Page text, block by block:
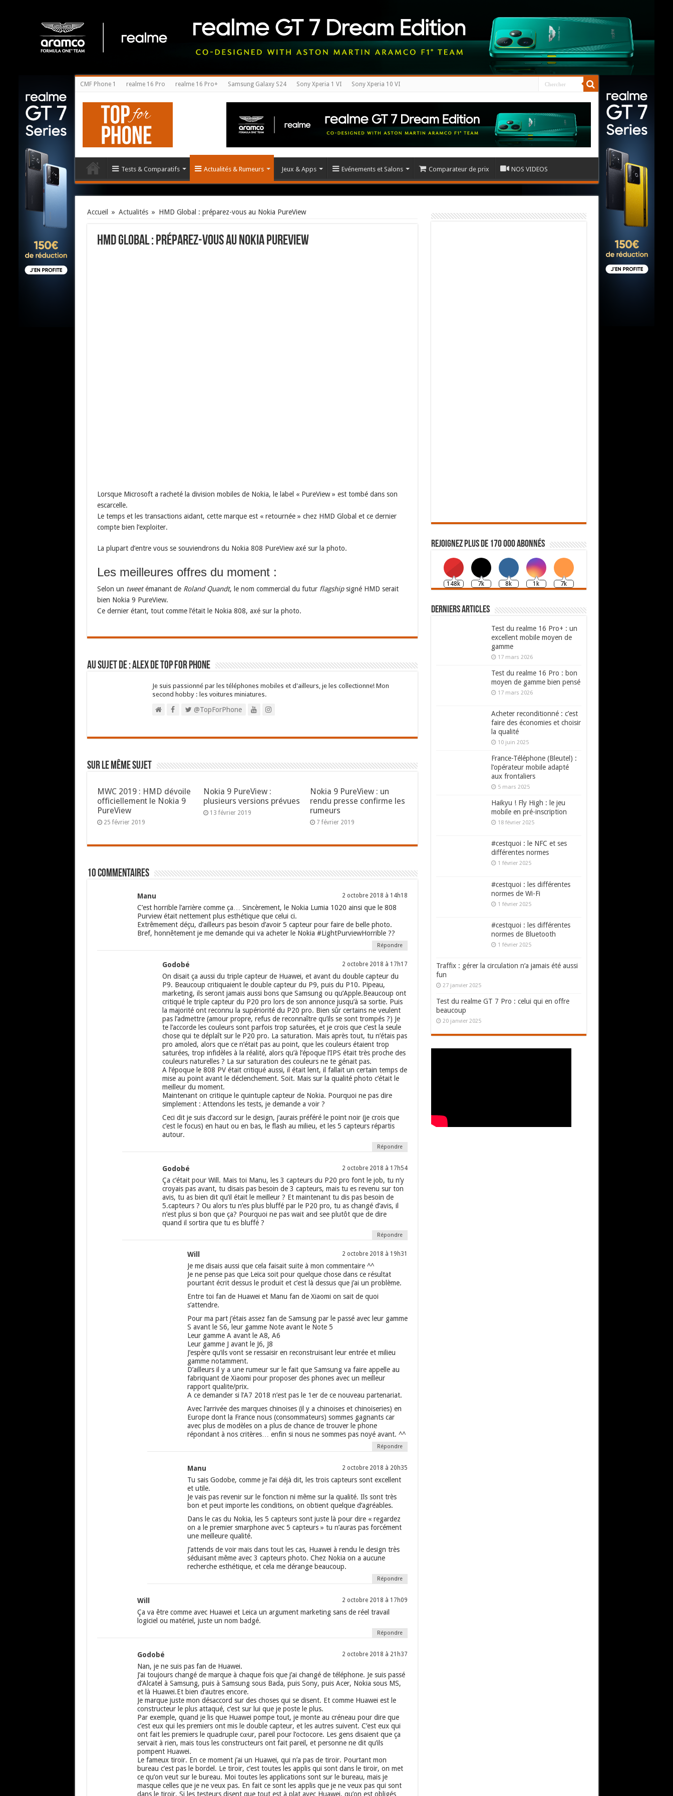
CMF Phone 1 realme 16 Pro realme 16 Pro+ Samsung Galaxy S24 Sony Xperia 1 VI Sony Xperia 10 VI
Tests & Comparatifs Actualités & Rumeurs Jeux & Apps Evénements et Salons Comparateur de prix NOS VIDEOS
Accueil » Actualités » HMD Global : préparez-vous au Nokia PureView
HMD Global : préparez-vous au Nokia PureView
Lorsque Microsoft a racheté la division mobiles de Nokia, le label « PureView » est tombé dans son
escarcelle.
Le temps et les transactions aidant, cette marque est « retournée » chez HMD Global et ce dernier
compte bien l’exploiter.
La plupart d’entre vous se souviendrons du Nokia 808 PureView axé sur la photo.
Les meilleures offres du moment :
Selon un tweetémanant de Roland Quandt, le nom commercial du futur flagshipsigné HMD serait
bien Nokia 9 PureView.
Ce dernier étant, tout comme l’était le Nokia 808, axé sur la photo.
Au sujet de : Alex de Top For Phone
Je suis passionné par les téléphones mobiles et d'ailleurs, je les collectionne! Mon
second hobby : les voitures miniatures.
@TopForPhone
Sur le même sujet
MWC 2019 : HMD dévoile
officiellement le Nokia 9
PureView
25 février 2019
Nokia 9 PureView :
plusieurs versions prévues
13 février 2019
Nokia 9 PureView : un
rendu presse confirme les
rumeurs
7 février 2019
10 commentaires
Manu 2 octobre 2018 à 14h18
C’est horrible l’arrière comme ça… Sincèrement, le Nokia Lumia 1020 ainsi que le 808
Purview était nettement plus esthétique que celui ci.
Extrêmement déçu, d’ailleurs pas besoin d’avoir 5 capteur pour faire de belle photo.
Bref, honnêtement je me demande qui va acheter le Nokia #LightPurviewHorrible ??
Répondre
Godobé 2 octobre 2018 à 17h17
On disait ça aussi du triple capteur de Huawei, et avant du double capteur du
P9. Beaucoup critiquaient le double capteur du P9, puis du P10. Pipeau,
marketing, ils seront jamais aussi bons que Samsung ou qu’Apple.Beaucoup ont
critiqué le triple capteur du P20 pro lors de son annonce jusqu’à sa sortie. Puis
la majorité ont reconnu la supériorité du P20 pro. Bien sûr certains ne veulent
pas l’admettre (amour propre, refus de reconnaître qu’ils se sont trompés ?) Je
te l’accorde les couleurs sont parfois trop saturées, et je crois que c’est la seule
chose qui te déplaît sur le P20 pro. La saturation. Mais après tout, tu n’étais pas
pro amoled, alors que ce n’était pas au point, que les couleurs étaient trop
saturées, trop infidèles à la réalité, alors qu’à l’époque l’IPS était très proche des
couleurs naturelles ? La sur saturation des couleurs ne te génait pas.
A l’époque le 808 PV était critiqué aussi, il était lent, il fallait un certain temps de
mise au point avant le déclenchement. Soit. Mais sur la qualité photo c’était le
meilleur du moment.
Maintenant on critique le quintuple capteur de Nokia. Pourquoi ne pas dire
simplement : Attendons les tests, je demande a voir ?
Ceci dit je suis d’accord sur le design, j’aurais préféré le point noir (je crois que
c’est le focus) en haut ou en bas, le flash au milieu, et les 5 capteurs répartis
autour.
Répondre
Godobé 2 octobre 2018 à 17h54
Ça c’était pour Will. Mais toi Manu, les 3 capteurs du P20 pro font le job, tu n’y
croyais pas avant, tu disais pas besoin de 3 capteurs, mais tu es revenu sur ton
avis, tu as bien dit qu’il était le meilleur ? Et maintenant tu dis pas besoin de
5.capteurs ? Ou alors tu n’es plus bluffé par le P20 pro, tu as changé d’avis, il
n’est plus si bon que ça? Pourquoi ne pas wait and see plutôt que de dire
quand il sortira que tu es bluffé ?
Répondre
Will 2 octobre 2018 à 19h31
Je me disais aussi que cela faisait suite à mon commentaire ^^
Je ne pense pas que Leïca soit pour quelque chose dans ce résultat
pourtant écrit dessus le produit et c’est là dessus que j’ai un problème.
Entre toi fan de Huawei et Manu fan de Xiaomi on sait de quoi
s’attendre.
Pour ma part j’étais assez fan de Samsung par le passé avec leur gamme
S avant le S6, leur gamme Note avant le Note 5
Leur gamme A avant le A8, A6
Leur gamme J avant le J6, J8
J’espère qu’ils vont se ressaisir en reconstruisant leur entrée et milieu
gamme notamment.
D’ailleurs il y a une rumeur sur le fait que Samsung va faire appelle au
fabriquant de Xiaomi pour proposer des phones avec un meilleur
rapport qualite/prix.
A ce demander si l’A7 2018 n’est pas le 1er de ce nouveau partenariat.
Avec l’arrivée des marques chinoises (il y a chinoises et chinoiseries) en
Europe dont la France nous (consommateurs) sommes gagnants car
avec plus de modèles on a plus de chance de trouver le phone
répondant à nos critères… enfin si nous ne sommes pas noyé avant. ^^
Répondre
Manu 2 octobre 2018 à 20h35
Tu sais Godobe, comme je l’ai déjà dit, les trois capteurs sont excellent
et utile.
Je vais pas revenir sur le fonction ni même sur la qualité. Ils sont très
bon et peut importe les conditions, on obtient quelque d’agréables.
Dans le cas du Nokia, les 5 capteurs sont juste là pour dire « regardez
on a le premier smarphone avec 5 capteurs » tu n’auras pas forcément
une meilleure qualité.
J’attends de voir mais dans tout les cas, Huawei à rendu le design très
séduisant même avec 3 capteurs photo. Chez Nokia on a aucune
recherche esthétique, et cela me dérange beaucoup.
Répondre
Will 2 octobre 2018 à 17h09
Ça va être comme avec Huawei et Leica un argument marketing sans de réel travail
logiciel ou matériel, juste un nom badgé.
Répondre
Godobé 2 octobre 2018 à 21h37
Nan, je ne suis pas fan de Huawei.
J’ai toujours changé de marque à chaque fois que j’ai changé de téléphone. Je suis passé
d’Alcatel à Samsung, puis à Samsung sous Bada, puis Sony, puis Acer, Nokia sous MS,
et là Huawei.Et bien d’autres encore.
Je marque juste mon désaccord sur des choses qui se disent. Et comme Huawei est le
constructeur le plus attaqué, c’est sur lui que je poste le plus.
Par exemple, quand je lis que Huawei pompe tout, je monte au créneau pour dire que
c’est eux qui les premiers ont mis le double capteur, et les autres suivent. C’est eux qui
ont fait les premiers le quadruple cœur, pareil pour l’octocore. Les gens disaient que ça
servait à rien, mais tous les constructeurs ont fait pareil, et personne ne dit qu’ils
pompent Huawei.
Le fameux tiroir. En ce moment j’ai un Huawei, qui n’a pas de tiroir. Pourtant mon
bureau c’est pas le bordel. Le tiroir, c’est toutes les applis qui sont dans le tiroir, on met
ce qu’on veut sur le bureau. Moi toutes les applications sont sur le bureau, mais je
masque celles que je ne veux pas. En fait ce sont les applis que je ne veux pas qui sont
dans le tiroir. Si les testeurs disent que tout est à plat avec Huawei, qu’on est obligés
Rejoignez plus de 170 000 abonnés
148k 7k 8k 1k 7k
Derniers articles
Test du realme 16 Pro+ : un
excellent mobile moyen de
gamme
17 mars 2026
Test du realme 16 Pro : bon
moyen de gamme bien pensé
17 mars 2026
Acheter reconditionné : c’est
faire des économies et choisir
la qualité
10 juin 2025
France-Téléphone (Bleutel) :
l’opérateur mobile adapté
aux frontaliers
5 mars 2025
Haikyu ! Fly High : le jeu
mobile en pré-inscription
18 février 2025
#cestquoi : le NFC et ses
différentes normes
1 février 2025
#cestquoi : les différentes
normes de Wi-Fi
1 février 2025
#cestquoi : les différentes
normes de Bluetooth
1 février 2025
Traffix : gérer la circulation n’a jamais été aussi
fun
27 janvier 2025
Test du realme GT 7 Pro : celui qui en offre
beaucoup
20 janvier 2025